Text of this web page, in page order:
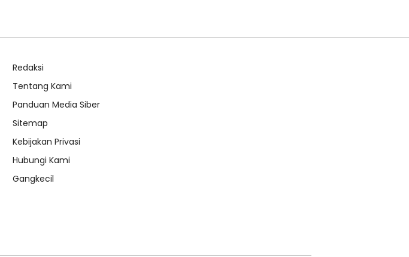
Redaksi
Tentang Kami
Panduan Media Siber
Sitemap
Kebijakan Privasi
Hubungi Kami
Gangkecil